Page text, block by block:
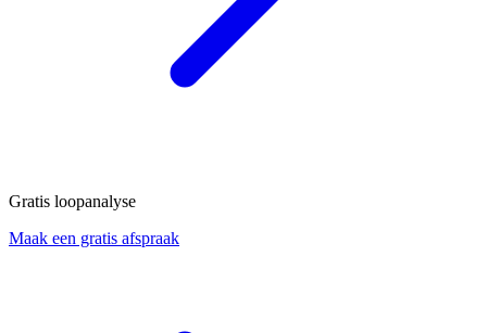
Gratis loopanalyse
Maak een gratis afspraak